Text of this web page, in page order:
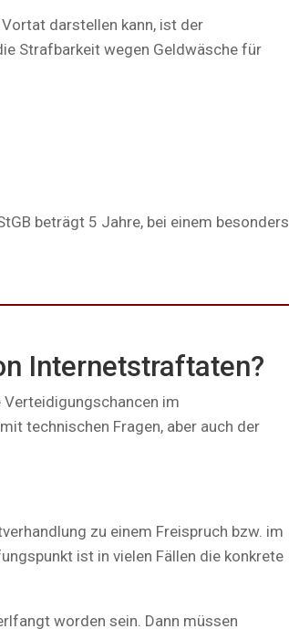
darstellen kann, ist der
Strafbarkeit wegen Geldwäsche für
beträgt 5 Jahre, bei einem besonders
Internetstraftaten?
im
technischen Fragen, aber auch der
zu einem Freispruch bzw. im
ist in vielen Fällen die konkrete
worden sein. Dann müssen